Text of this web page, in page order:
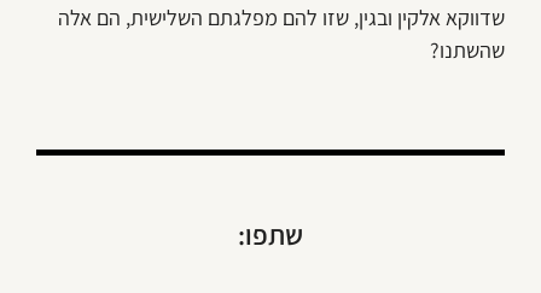
שדווקא אלקין ובגין, שזו להם מפלגתם השלישית, הם אלה
שהשתנו?
שתפו: